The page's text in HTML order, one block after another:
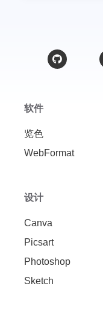
软件
览色
WebFormat
设计
Canva
Picsart
Photoshop
Sketch